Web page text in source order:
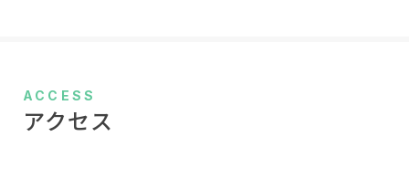
ACCESS
アクセス